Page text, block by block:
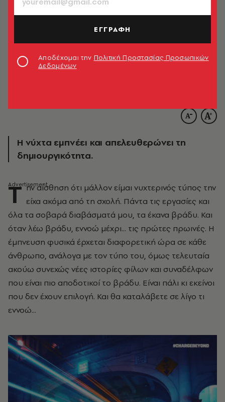
Η νύχτα εμπνέει και απελευθερώνει τη
δημιουργικότητα.
Τ ην αίσθηση ότι μάλλον είμαι νυχτερινός τύπος την
είχα ακόμα από τη σχολή. Πάντα τις εργασίες και
όλα τα σοβαρά διαβάσματά μου, τα έκανα βράδυ. Και
όταν λέω βράδυ, εννοώ μέχρι... τις πρώτες πρωινές. Η
έμπνευση φυσικά έρχεται διαφορετική ώρα σε κάθε
άνθρωπο, ανάλογα με τον τύπο του, όμως τελευταία
ακούω συνεχώς νέες ιστορίες φίλων και συναδέλφων
που είναι πιο αποδοτικοί το βράδυ. Είναι πάλι κι εκείνοι
που δεν έχουν επιλογή. Και θα καταλάβετε σε λίγο τι
εννοώ...
ΕΓΓΡΑΦΗ
Αποδέχομαι την Πολιτική Προστασίας Προσωπικών
Δεδομένων